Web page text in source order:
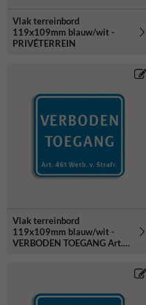
Vlak terreinbord
119x109mm blauw/wit -
PRIVÉTERREIN
Vlak terreinbord
119x109mm blauw/wit -
VERBODEN TOEGANG Art.